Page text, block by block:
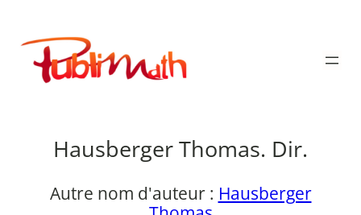
contenu
Publimath
Hausberger Thomas. Dir.
Autre nom d'auteur : Hausberger